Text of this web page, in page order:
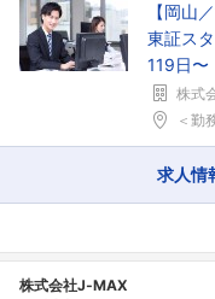
【岡山
東証ス
119日〜
株式
＜勤
求人情
株式会社J‐MAX